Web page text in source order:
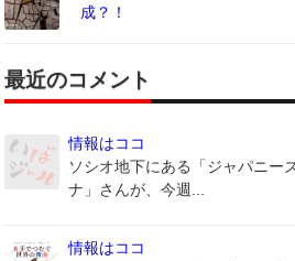
成？！
最近のコメント
情報はココ
ソシオ地下にある「ジャパニー
ナ」さんが、今週...
情報はココ